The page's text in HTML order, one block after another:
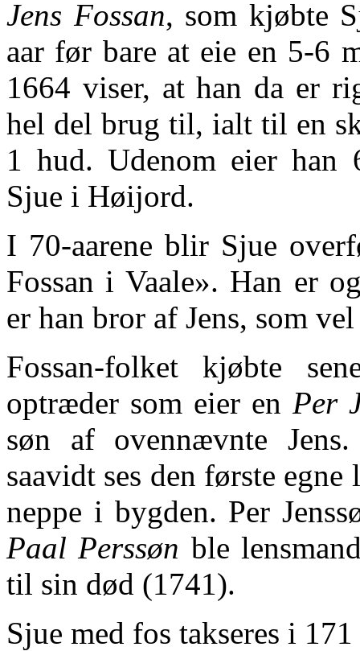
Jens Fossan, som kjøbte
aar før bare at eie en 5-6
1664 viser, at han da er
hel del brug til, ialt til en
1 hud. Udenom eier han
Sjue i Høijord.
I 70-aarene blir Sjue
Fossan i Vaale». Han er
er han bror af Jens, som
Fossan-folket kjøbte
optræder som eier en Per
søn af ovennævnte
saavidt ses den første
neppe i bygden. Per
Paal Perssøn ble
til sin død (1741).
Sjue med fos takseres i